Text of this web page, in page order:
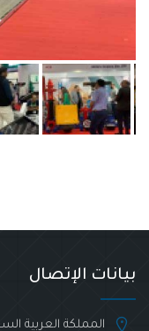
بيانات الإتصال
المملكة العربية